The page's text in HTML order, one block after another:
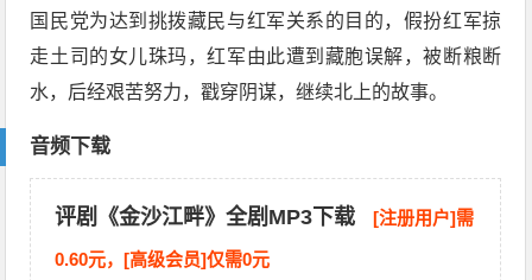
国民党为达到挑拨藏民与红军关系的目的，假扮红军掠
走土司的女儿珠玛，红军由此遭到藏胞误解，被断粮断
水，后经艰苦努力，戳穿阴谋，继续北上的故事。
音频下载
评剧《金沙江畔》全剧MP3下载 [注册用户]需
0.60元，[高级会员]仅需0元